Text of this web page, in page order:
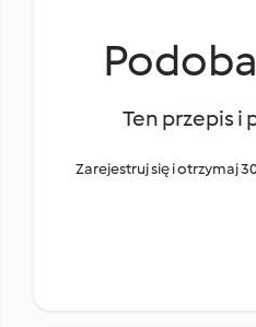
Ten przepis i
Zarejestruj się i otrzymaj